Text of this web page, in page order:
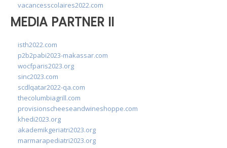
vacancesscolaires2022.com
MEDIA PARTNER II
isth2022.com
p2b2pabi2023-makassar.com
wocfparis2023.org
sinc2023.com
scdlqatar2022-qa.com
thecolumbiagrill.com
provisionscheeseandwineshoppe.com
khedi2023.org
akademikgeriatri2023.org
marmarapediatri2023.org